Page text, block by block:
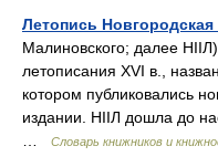
Летопись Новгородская
Малиновского; далее
летописания XVI в.,
котором публиковались
издании. НIIЛ дошла до
Словарь книжников и